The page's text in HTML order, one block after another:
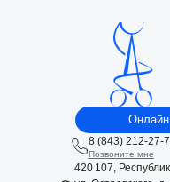
Онлайн
8 (843) 212-27-
Позвоните мне
420 107,